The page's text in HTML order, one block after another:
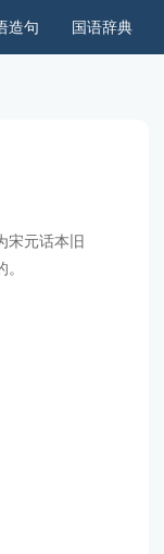
国语辞典
造句
宋元话本旧